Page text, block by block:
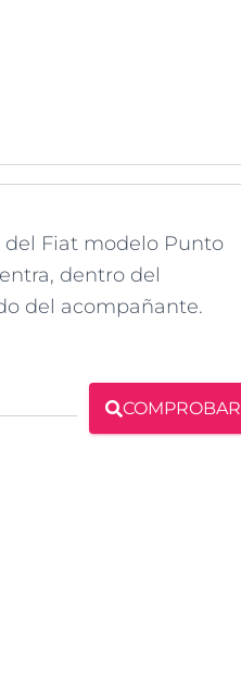
del Fiat modelo Punto
dentro del
del acompañante.
COMPROBAR